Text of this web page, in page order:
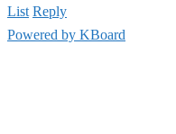
List Reply
Powered by KBoard